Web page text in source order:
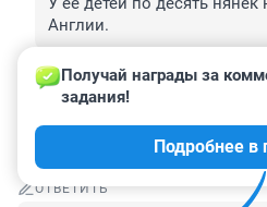
Англии.
ОТВЕТИТЬ
Гость
Не играйте в азартные
ОТВЕТИТЬ
Получай награды за
задания!
Подробнее в